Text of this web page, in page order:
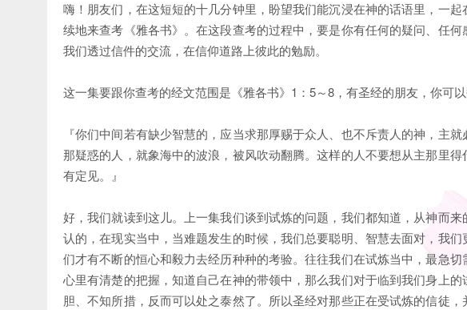
嗨！ 朋友们，在这短短的十几分钟里，盼望我们能沉浸在神的话语里，一
续地来查考《雅各书》。在这段查考的过程中，要是你有任何的疑问、任
我们透过信件的交流，在信仰道路上彼此的勉励。
这一集要跟你查考的经文范围是《雅各书》1：5～8，有圣经的朋友，你可
『你们中间若有缺少智慧的，应当求那厚赐于众人、也不斥责人的神，主
那疑惑的人，就象海中的波浪，被风吹动翻腾。这样的人不要想从主那里
有定见。』
好，我们就读到这儿。上一集我们谈到试炼的问题，我们都知道，从神而
认的，在现实当中，当难题发生的时候，我们总要聪明、智慧去面对，我
们才有不断的恒心和毅力去经历种种的考验。往往我们在试炼当中，最急
心里有清楚的把握，知道自己在神的带领中，那么我们对于临到我们身上
胆、不知所措，反而可以处之泰然了。所以圣经对那些正在受试炼的信徒